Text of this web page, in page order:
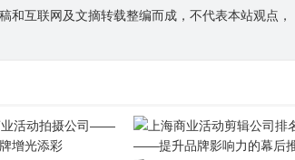
互联网及文摘转载整编而成，不代表本站观点，